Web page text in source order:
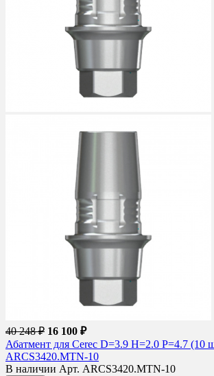
40 248 ₽ 16 100 ₽
Абатмент для Cerec D=3.9 H=2.0 P=4.7 (10
ARCS3420.MTN-10
В наличии Арт. ARCS3420.MTN-10